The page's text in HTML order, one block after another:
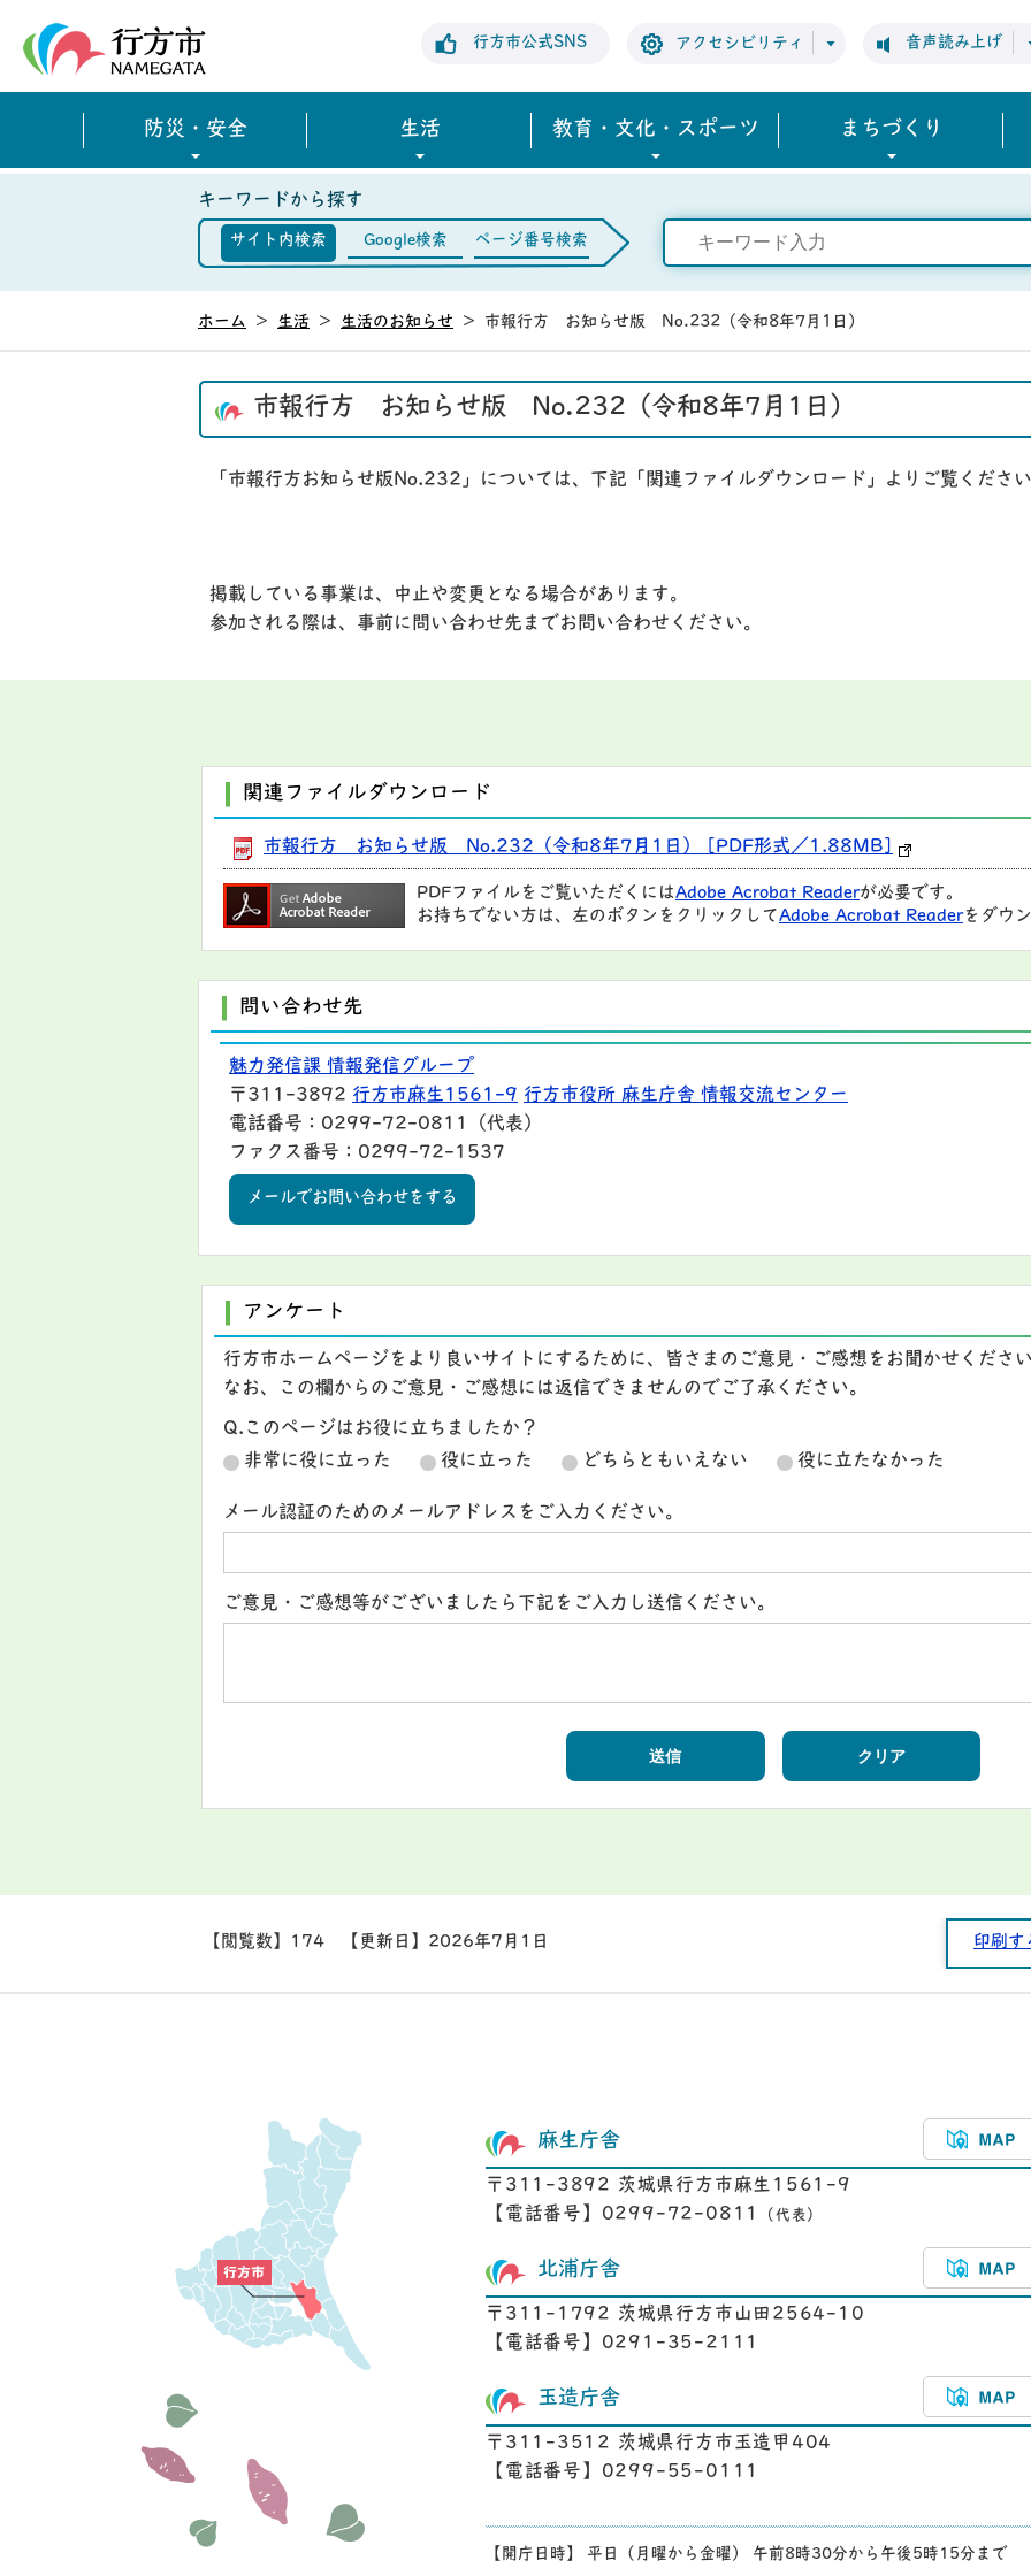
行方市公式SNS アクセシビリティ 音声読み上げ
防災・安全 生活 教育・文化・スポーツ まちづくり
キーワードから探す
サイト内検索 Google検索 ページ番号検索
ホーム > 生活 > 生活のお知らせ > 市報行方 お知らせ版 No.232（令和8年7月1日）
市報行方 お知らせ版 No.232（令和8年7月1日）
「市報行方お知らせ版No.232」については、下記「関連ファイルダウンロード」よりご覧くださ
掲載している事業は、中止や変更となる場合があります。
参加される際は、事前に問い合わせ先までお問い合わせください。
関連ファイルダウンロード
市報行方 お知らせ版 No.232（令和8年7月1日） [PDF形式／1.88MB]
PDFファイルをご覧いただくにはAdobe Acrobat Readerが必要です。
お持ちでない方は、左のボタンをクリックして Adobe Acrobat Readerをダウ
問い合わせ先
魅力発信課 情報発信グループ
〒311-3892 行方市麻生1561-9 行方市役所 麻生庁舎 情報交流センター
電話番号：0299-72-0811（代表）
ファクス番号：0299-72-1537
メールでお問い合わせをする
アンケート
行方市ホームページをより良いサイトにするために、皆さまのご意見・ご感想をお聞かせくださ
なお、この欄からのご意見・ご感想には返信できませんのでご了承ください。
Q.このページはお役に立ちましたか？
非常に役に立った
役に立った どちらともいえない 役に立たなかった
メール認証のためのメールアドレスをご入力ください。
ご意見・ご感想等がございましたら下記をご入力し送信ください。
【閲覧数】 174 【更新日】 2026年7月1日 印刷す
麻生庁舎
〒311-3892 茨城県行方市麻生1561-9
【電話番号】0299-72-0811
（代表）
北浦庁舎
〒311-1792 茨城県行方市山田2564-10
【電話番号】0291-35-2111
玉造庁舎
〒311-3512 茨城県行方市玉造甲404
【電話番号】0299-55-0111
【開庁日時】 平日（月曜から金曜） 午前8時30分から午後5時15分まで